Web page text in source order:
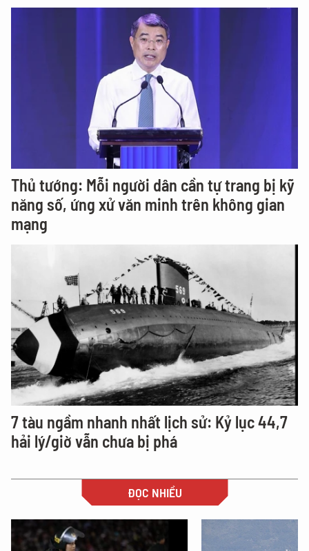
Thủ tướng: Mỗi người dân cần tự trang bị kỹ
năng số, ứng xử văn minh trên không gian
mạng
7 tàu ngầm nhanh nhất lịch sử: Kỷ lục 44,7
hải lý/giờ vẫn chưa bị phá
ĐỌC NHIỀU